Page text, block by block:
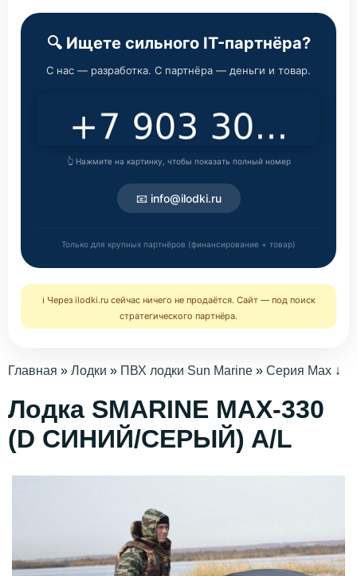
🔍 Ищете сильного IT-партнёра?
С нас — разработка. С партнёра — деньги и товар.
👆 Нажмите на картинку, чтобы показать полный номер
📧 info@ilodki.ru
Только для крупных партнёров (финансирование + товар)
ℹ️ Через ilodki.ru сейчас ничего не продаётся. Сайт — под поиск
стратегического партнёра.
Главная » Лодки » ПВХ лодки Sun Marine » Серия Max ↓
Лодка SMARINE MAX-330
(D СИНИЙ/СЕРЫЙ) A/L